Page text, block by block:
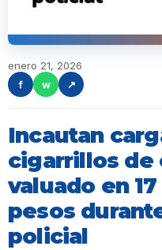
enero 21, 2026
f
w ↗
Incautan
cigarrillos de
valuado en
pesos
policial